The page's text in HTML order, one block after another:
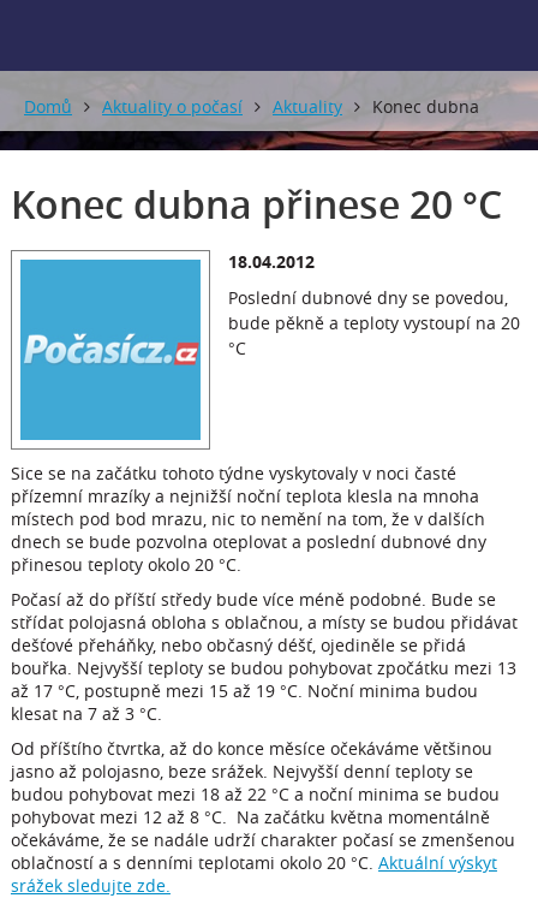
Domů Aktuality o počasí Aktuality Konec dubna
přinese 20 °C
Konec dubna přinese 20 °C
18.04.2012
Poslední dubnové dny se povedou,
bude pěkně a teploty vystoupí na 20
°C
Sice se na začátku tohoto týdne vyskytovaly v noci časté
přízemní mrazíky a nejnižší noční teplota klesla na mnoha
místech pod bod mrazu, nic to nemění na tom, že v dalších
dnech se bude pozvolna oteplovat a poslední dubnové dny
přinesou teploty okolo 20 °C.
Počasí až do příští středy bude více méně podobné. Bude se
střídat polojasná obloha s oblačnou, a místy se budou přidávat
dešťové přeháňky, nebo občasný déšť, ojediněle se přidá
bouřka. Nejvyšší teploty se budou pohybovat zpočátku mezi 13
až 17 °C, postupně mezi 15 až 19 °C. Noční minima budou
klesat na 7 až 3 °C.
Od příštího čtvrtka, až do konce měsíce očekáváme většinou
jasno až polojasno, beze srážek. Nejvyšší denní teploty se
budou pohybovat mezi 18 až 22 °C a noční minima se budou
pohybovat mezi 12 až 8 °C. Na začátku května momentálně
očekáváme, že se nadále udrží charakter počasí se zmenšenou
oblačností a s denními teplotami okolo 20 °C. Aktuální výskyt
srážek sledujte zde.